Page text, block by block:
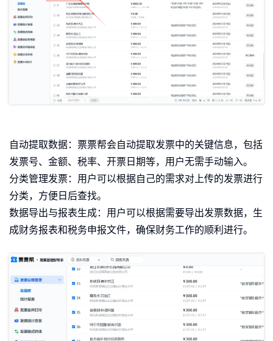
自动提取数据：票票帮会自动提取发票中的关键信息，包括
发票号、金额、税率、开票日期等，用户无需手动输入。
分类管理发票：用户可以根据自己的需求对上传的发票进行
分类，方便日后查找。
数据导出与报表生成：用户可以根据需要导出发票数据，生
成财务报表和税务申报文件，确保财务工作的顺利进行。